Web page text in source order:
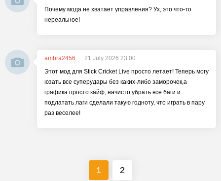
Почему мода не хватает управления? Ух, это что-то
нереальное!
ambra2456
21 July 2026 23:00
Этот мод для Stick Cricket Live просто летает! Теперь могу
юзать все суперудары без каких-либо заморочек,а
графика просто кайф, начисто убрать все баги и
подлатать лаги сделали такую годноту, что играть в пару
раз веселее!
1 2